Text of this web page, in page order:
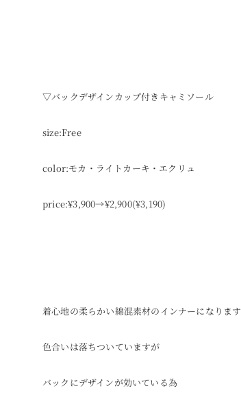
▽バックデザインカップ付きキャミソール
size:Free
color:モカ・ライトカーキ・エクリュ
price:¥3,900→¥2,900(¥3,190)
着心地の柔らかい綿混素材のインナーになります
色合いは落ちついていますが
バックにデザインが効いている為